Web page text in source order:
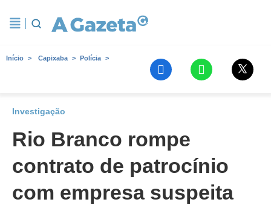
Início Capixaba Polícia
Investigação
Rio Branco rompe
contrato de patrocínio
com empresa suspeita